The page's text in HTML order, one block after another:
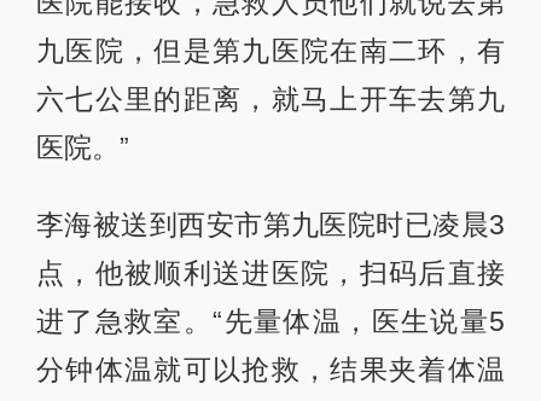
九医院，但是第九医院在南二环，有
六七公里的距离，就马上开车去第九
医院。”
李海被送到西安市第九医院时已凌晨3
点，他被顺利送进医院，扫码后直接
进了急救室。“先量体温，医生说量5
分钟体温就可以抢救，结果夹着体温